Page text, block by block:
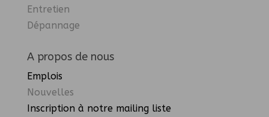
Entretien
Dépannage
A propos de nous
Emplois
Nouvelles
Inscription à notre mailing liste